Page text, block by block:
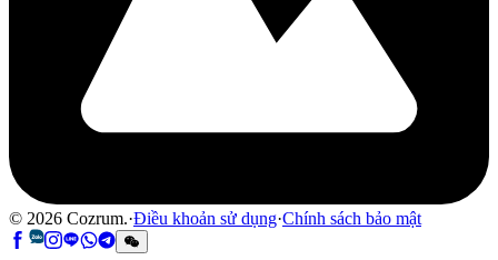
© 2026 Cozrum.·Điều khoản sử dụng·Chính sách bảo mật